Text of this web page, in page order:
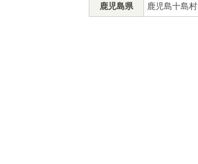
鹿児島県 鹿児島十島村